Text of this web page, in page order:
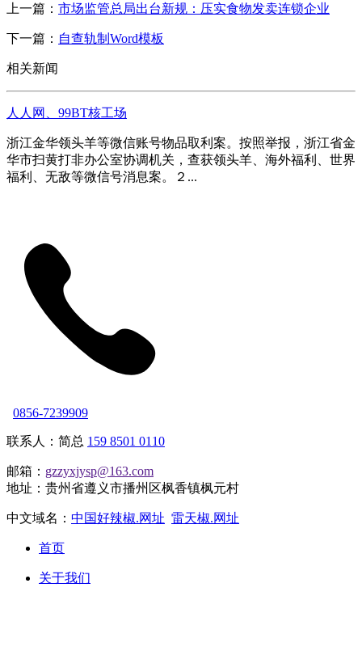
上一篇： 市场监管总局出台新规：压实食物发卖连锁企业
下一篇： 自查轨制Word模板
相关新闻
人人网、99BT核工场
浙江金华领头羊等微信账号物品取利案。按照举报，浙江省金
华市扫黄打非办公室协调机关，查获领头羊、海外福利、世界
福利、无敌等微信号消息案。２...
0856-7239909
联系人：简总 159 8501 0110
邮箱： gzzyxjysp@163.com
地址：贵州省遵义市播州区枫香镇枫元村
中文域名： 中国好辣椒.网址 雷天椒.网址
首页
关于我们